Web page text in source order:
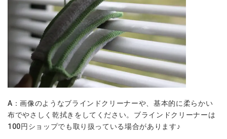
A：画像のようなブラインドクリーナーや、基本的に柔らかい
布でやさしく乾拭きをしてください。ブラインドクリーナーは
100円ショップでも取り扱っている場合があります♪